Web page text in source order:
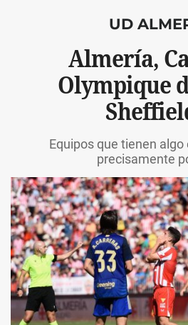
UD
Almería,
Olympique
Equipos que tienen
precisamente